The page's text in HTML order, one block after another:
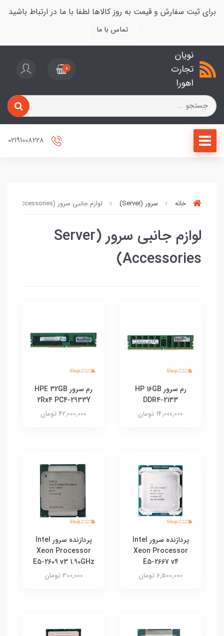
برای ثبت سفارش و قیمت به روز کالاها لطفا با ما در ارتباط باشید
تماس با ما
نویان
تجارت
اهورا
0
خانه سرور (Server) لوازم جانبی سرور (Server Accessories)
لوازم جانبی سرور (Server
Accessories)
رم سرور HP 16GB
DDR4-2133
14,000,000 تومان
رم سرور HPE 32GB
2Rx4 PC4-2933Y
42,000,000 تومان
پردازنده سرور Intel
Xeon Processor
E5-2667 v4
6,500,000 تومان
پردازنده سرور Intel
Xeon Processor
E5-2609 v3 1.90GHz
300,000 تومان